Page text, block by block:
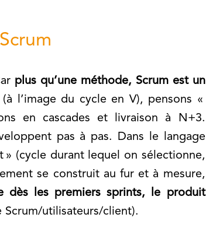
plus qu’une méthode, Scrum est un
l’image du cycle en V), pensons «
en cascades et livraison à N+3.
pas à pas. Dans le langage
(cycle durant lequel on sélectionne,
se construit au fur et à mesure,
dès les premiers sprints, le produit
utilisateurs/client).